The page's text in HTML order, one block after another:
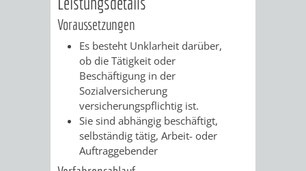
GENEHMIGUNGSVERFAHREN
TAG
DES
OFFENEN
DENKMALS
/
LIEGENSCHAFTEN
ABWASSERBESEITIGUNG
ERSCHLIESSUNGSBEITRAG
ANTRAGSVERFAHREN
FÜR
Voraussetzungen
Es besteht Unklarheit darüber,
ob die Tätigkeit oder
Beschäftigung in der
Sozialversicherung
versicherungspflichtig ist.
Sie sind abhängig beschäftigt,
selbständig tätig, Arbeit- oder
Auftraggebender